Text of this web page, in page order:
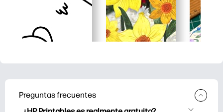
Preguntas frecuentes